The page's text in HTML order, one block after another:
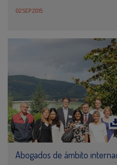
02 SEP 2015
Abogados de ámbito